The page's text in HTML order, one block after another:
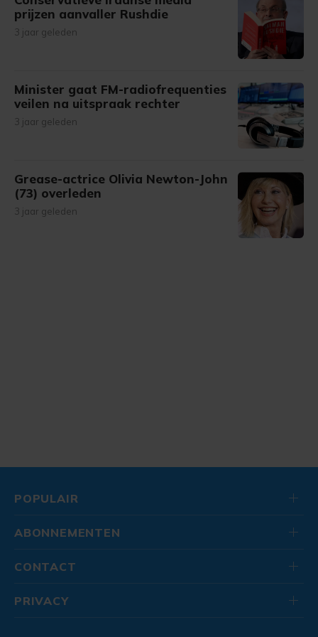
prijzen aanvaller Rushdie
3 jaar geleden
Minister gaat FM-radiofrequenties
veilen na uitspraak rechter
3 jaar geleden
Grease-actrice Olivia Newton-John
(73) overleden
3 jaar geleden
POPULAIR
ABONNEMENTEN
CONTACT
PRIVACY